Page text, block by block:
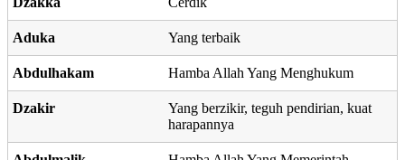
Aduka Yang terbaik
Abdulhakam Hamba Allah Yang Menghukum
Dzakir
Yang berzikir, teguh pendirian, kuat
harapannya